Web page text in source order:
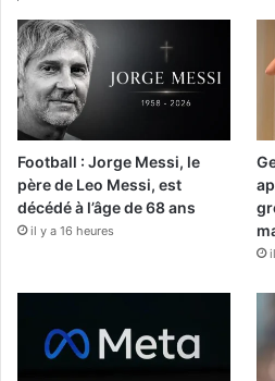
Football : Jorge Messi, le
père de Leo Messi, est
décédé à l’âge de 68 ans
il y a 16 heures